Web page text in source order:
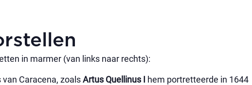
in marmer (van links naar rechts):
van Caracena, zoalsArtus Quellinus I hem portretteerde in 1644